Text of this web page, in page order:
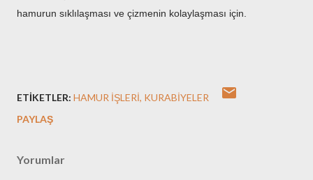
hamurun sıklılaşması ve çizmenin kolaylaşması için.
ETIKETLER: HAMUR İŞLERI KURABİYELER
PAYLAŞ
Yorumlar